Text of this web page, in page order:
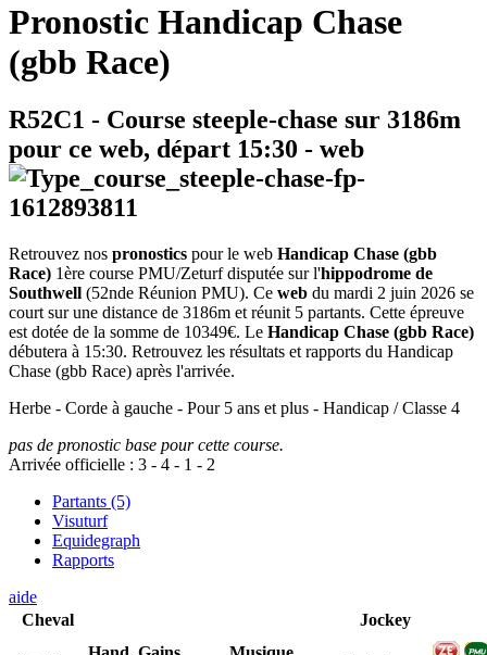
Pronostic Handicap Chase
(gbb Race)
R52C1 - Course steeple-chase sur 3186m
pour ce web, départ 15:30 - web
Retrouvez nos pronostics pour le web Handicap Chase (gbb
Race) 1ère course PMU/Zeturf disputée sur l'hippodrome de
Southwell (52nde Réunion PMU). Ce web du mardi 2 juin 2026 se
court sur une distance de 3186m et réunit 5 partants. Cette épreuve
est dotée de la somme de 10349€. Le Handicap Chase (gbb Race)
débutera à 15:30. Retrouvez les résultats et rapports du Handicap
Chase (gbb Race) après l'arrivée.
Herbe - Corde à gauche - Pour 5 ans et plus - Handicap / Classe 4
pas de pronostic base pour cette course.
Arrivée officielle : 3 - 4 - 1 - 2
Partants (5)
Visuturf
Equidegraph
Rapports
aide
Cheval
Jockey